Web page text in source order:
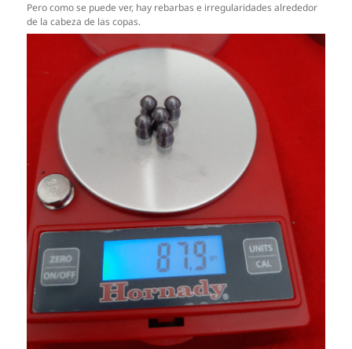
Pero como se puede ver, hay rebarbas e irregularidades alrededor
de la cabeza de las copas.